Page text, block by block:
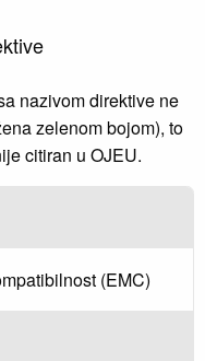
nazivom direktive ne
zelenom bojom), to
citiran u OJEU.
(EMC)